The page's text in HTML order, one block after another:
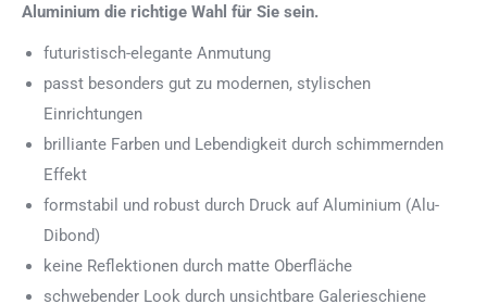
Aluminium die richtige Wahl für Sie sein.
futuristisch-elegante Anmutung
passt besonders gut zu modernen, stylischen
Einrichtungen
brilliante Farben und Lebendigkeit durch schimmernden
Effekt
formstabil und robust durch Druck auf Aluminium (Alu-
Dibond)
keine Reflektionen durch matte Oberfläche
schwebender Look durch unsichtbare Galerieschiene